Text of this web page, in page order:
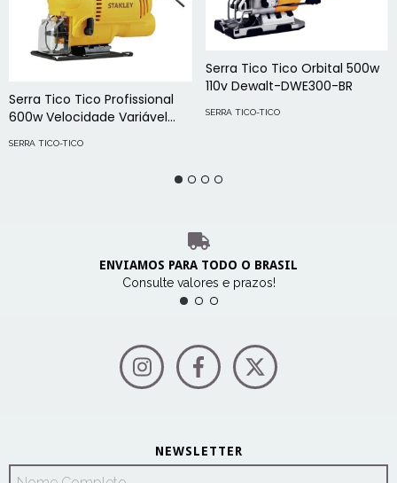
Serra Tico Tico Profissional
600w Velocidade Variável
Stanley
SERRA TICO-TICO
Serra Tico Tico Orbital 500w
110v Dewalt-DWE300-BR
SERRA TICO-TICO
ENVIAMOS PARA TODO O BRASIL
Consulte valores e prazos!
NEWSLETTER